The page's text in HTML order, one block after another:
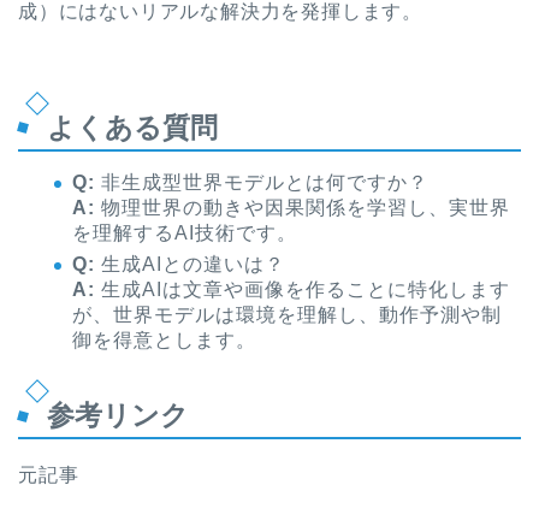
成）にはないリアルな解決力を発揮します。
よくある質問
Q: 非生成型世界モデルとは何ですか？
A: 物理世界の動きや因果関係を学習し、実世界
を理解するAI技術です。
Q: 生成AIとの違いは？
A: 生成AIは文章や画像を作ることに特化します
が、世界モデルは環境を理解し、動作予測や制
御を得意とします。
参考リンク
元記事